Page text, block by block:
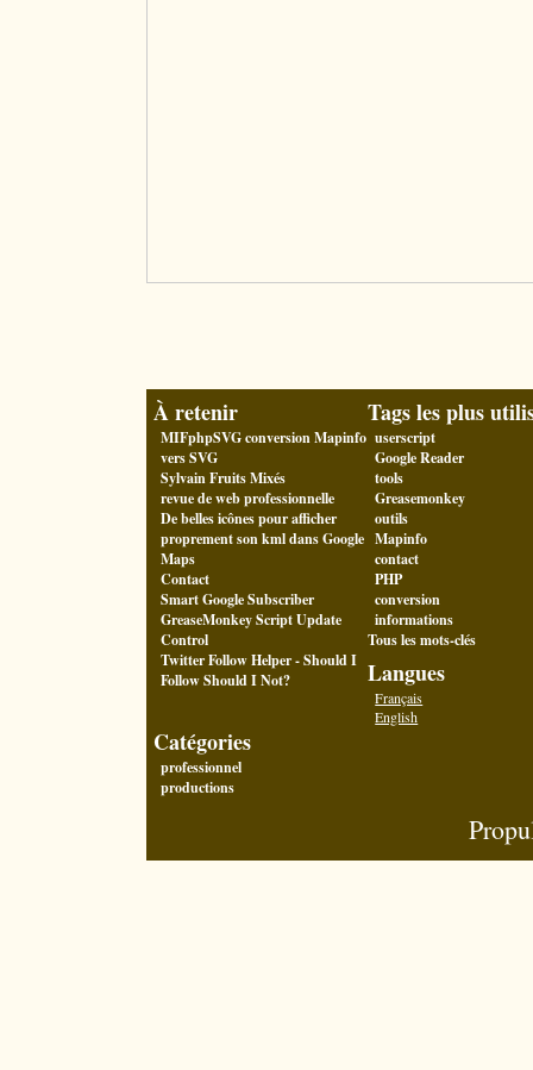
À retenir
MIFphpSVG conversion Mapinfo
vers SVG
Sylvain Fruits Mixés
revue de web professionnelle
De belles icônes pour afficher
proprement son kml dans Google
Maps
Contact
Smart Google Subscriber
GreaseMonkey Script Update
Control
Twitter Follow Helper - Should I
Follow Should I Not?
Tags les plus
userscript
Google Reader
tools
Greasemonkey
outils
Mapinfo
contact
PHP
conversion
informations
Tous les mots-clés
Langues
Français
English
Catégories
professionnel
productions